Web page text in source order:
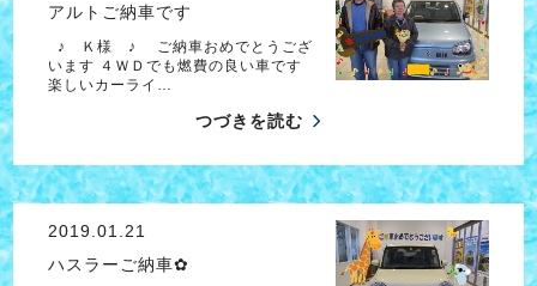
アルトご納車です
♪ Ｋ様 ♪ ご納車おめでとうござ
います ４ＷＤでも燃費の良い車です
楽しいカーライ…
つづきを読む
2019.01.21
ハスラーご納車✿